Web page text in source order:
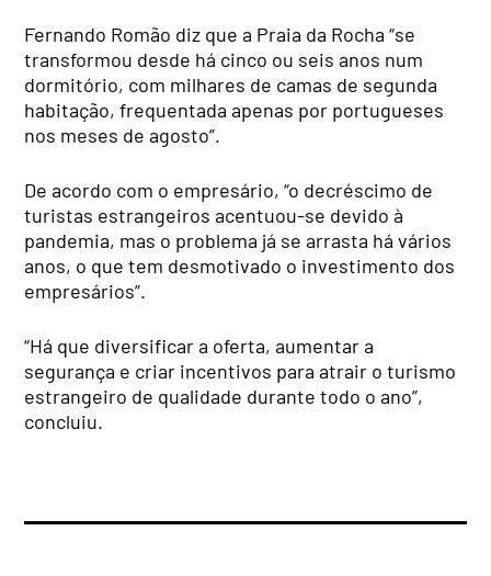
Fernando Romão diz que a Praia da Rocha “se
transformou desde há cinco ou seis anos num
dormitório, com milhares de camas de segunda
habitação, frequentada apenas por portugueses
nos meses de agosto”.
De acordo com o empresário, “o decréscimo de
turistas estrangeiros acentuou-se devido à
pandemia, mas o problema já se arrasta há vários
anos, o que tem desmotivado o investimento dos
empresários”.
“Há que diversificar a oferta, aumentar a
segurança e criar incentivos para atrair o turismo
estrangeiro de qualidade durante todo o ano”,
concluiu.